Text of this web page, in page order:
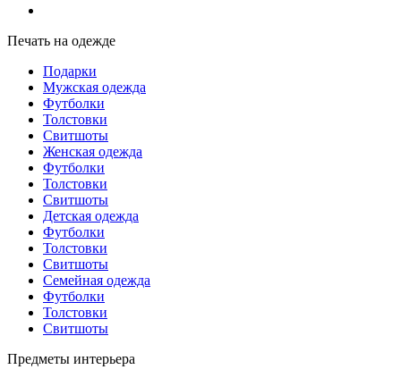
Печать на одежде
Подарки
Мужская одежда
Футболки
Толстовки
Свитшоты
Женская одежда
Футболки
Толстовки
Свитшоты
Детская одежда
Футболки
Толстовки
Свитшоты
Семейная одежда
Футболки
Толстовки
Свитшоты
Предметы интерьера